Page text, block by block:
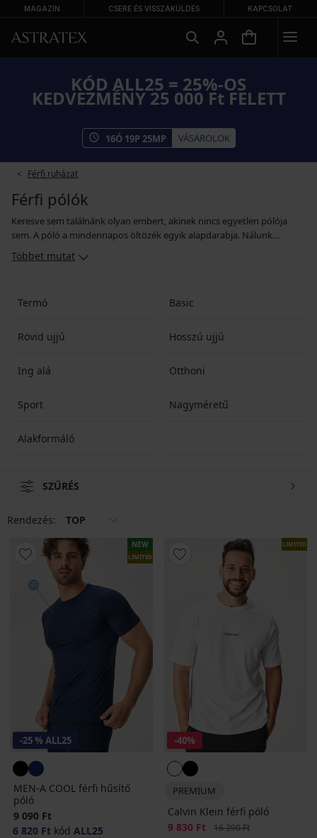
MAGAZIN CSERE ÉS VISSZAKÜLDÉS KAPCSOLAT
KÓD ALL25 = 25%-OS
KEDVEZMÉNY 25 000 Ft FELETT
16Ó 19P24MP VÁSÁROLOK
Férfi ruházat
Férfi pólók
Keresve sem találnánk olyan embert, akinek nincs egyetlen pólója
sem. A póló a mindennapos öltözék egyik alapdarabja. Nálunk
válogathat rövid- és hosszú ujjú pólókból, kényelmes darabokból
otthoni viseletre, funkcionális pólókból sportoláshoz, basic ing alá
megtalálja kedvenc pólóját a hétköznapokra, sportoláshoz és
Többet mutat
Termó Basic
Rövid ujjú Hosszú ujjú
Ing alá Otthoni
Sport Nagyméretű
Alakformáló
SZŰRÉS
Rendezés: TOP
NEW
LIMITED
-25 % ALL25
MEN-A COOL férfi hűsítő
póló
9 090 Ft
6 820 Ft kód ALL25
LIMITED
-40%
PREMIUM
Calvin Klein férfi póló
Kedvezmény
9 830 Ft Eredeti ár
16 390 Ft